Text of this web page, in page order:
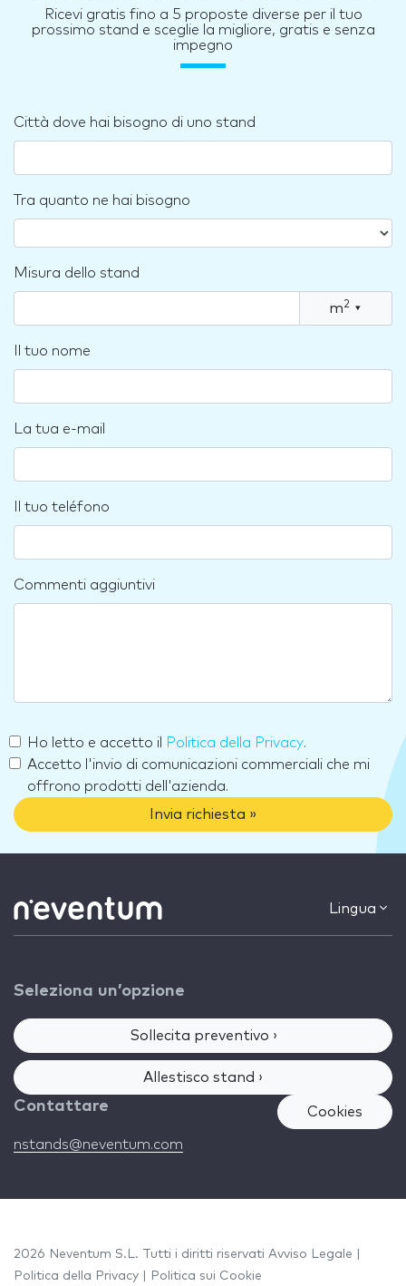
Ricevi gratis fino a 5 proposte diverse per il tuo
prossimo stand e sceglie la migliore, gratis e senza
impegno
Città dove hai bisogno di uno stand
Tra quanto ne hai bisogno
Misura dello stand
m2 ▾
Il tuo nome
La tua e-mail
Il tuo teléfono
Commenti aggiuntivi
Ho letto e accetto il Politica della Privacy.
Accetto l'invio di comunicazioni commerciali che mi
offrono prodotti dell'azienda.
Invia richiesta »
Lingua
Seleziona un’opzione
Sollecita preventivo ›
Allestisco stand ›
Contattare
nstands@neventum.com
Cookies
2026 Neventum S.L. Tutti i diritti riservati Avviso Legale
Politica della Privacy
Politica sui Cookie